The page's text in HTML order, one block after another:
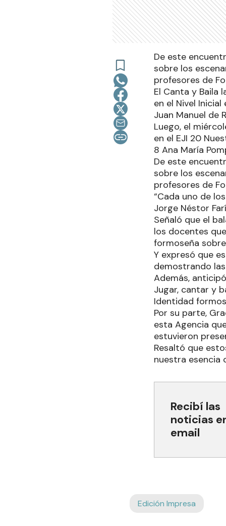
De este
sobre los
profesores de
El Canta y Baila
en el Nivel
Juan Manuel de
Luego, el
en el EJI 20
8 Ana María
De este
sobre los
profesores de
“Cada uno de
Jorge Néstor
Señaló que el
los docentes
formoseña
Y expresó que
demostrando
Además,
Jugar, cantar y
Identidad
Por su parte,
esta Agencia
estuvieron
Resaltó que
nuestra esencia
Recibí las
noticias
email
Edición Impresa